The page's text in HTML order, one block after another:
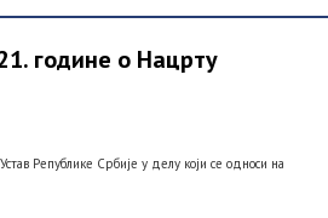
године о Нацрту
Републике Србије у делу који се односи на